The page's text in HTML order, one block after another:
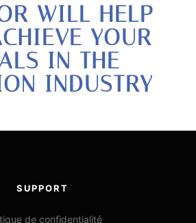
WILL HELP
YOUR
IN THE
INDUSTRY
SUPPORT
de confidentialité